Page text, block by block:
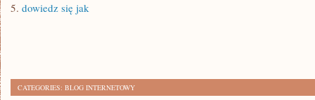
5. dowiedz się jak
CATEGORIES: BLOG INTERNETOWY